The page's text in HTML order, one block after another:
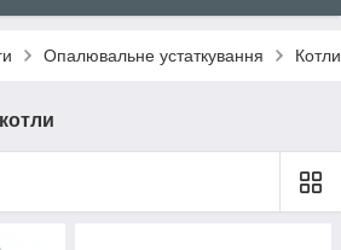
Опалювальне устаткування Котли